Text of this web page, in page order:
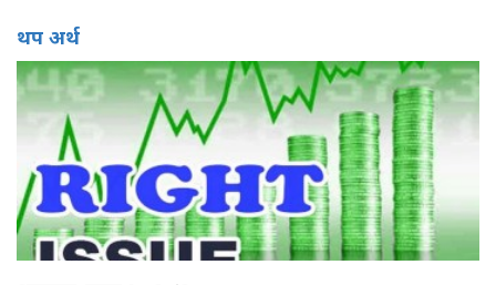
थप अर्थ